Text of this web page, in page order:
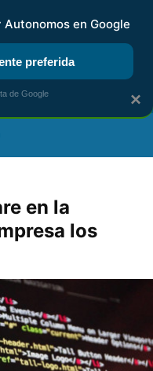
DIGITAL RENTA
en la
los
×
en Google
preferida
de Google